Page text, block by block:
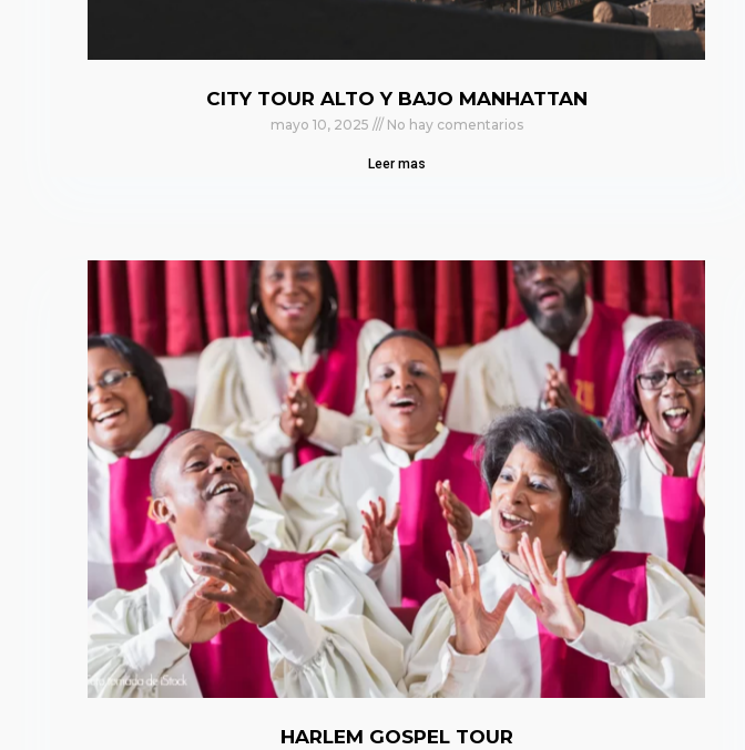
CITY TOUR ALTO Y BAJO MANHATTAN
mayo 10, 2025 No hay comentarios
Leer mas
HARLEM GOSPEL TOUR